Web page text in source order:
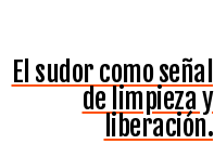
El sudor como señal
de limpieza y
liberación.